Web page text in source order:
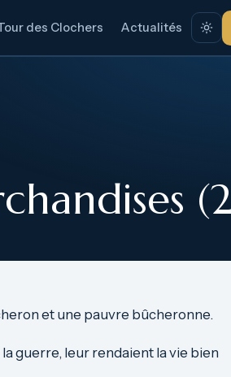
des Clochers Actualités
et une pauvre bûcheronne.
guerre, leur rendaient la vie bien